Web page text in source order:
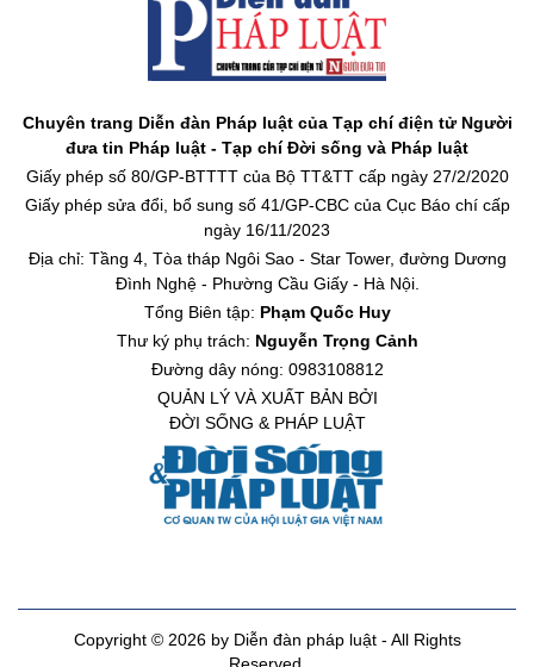
Chuyên trang Diễn đàn Pháp luật của Tạp chí điện tử Người
đưa tin Pháp luật - Tạp chí Đời sống và Pháp luật
Giấy phép số 80/GP-BTTTT của Bộ TT&TT cấp ngày 27/2/2020
Giấy phép sửa đổi, bổ sung số 41/GP-CBC của Cục Báo chí cấp
ngày 16/11/2023
Địa chỉ: Tầng 4, Tòa tháp Ngôi Sao - Star Tower, đường Dương
Đình Nghệ - Phường Cầu Giấy - Hà Nội.
Tổng Biên tập: Phạm Quốc Huy
Thư ký phụ trách: Nguyễn Trọng Cảnh
Đường dây nóng: 0983108812
QUẢN LÝ VÀ XUẤT BẢN BỞI
ĐỜI SỐNG & PHÁP LUẬT
Copyright © 2026 by Diễn đàn pháp luật - All Rights